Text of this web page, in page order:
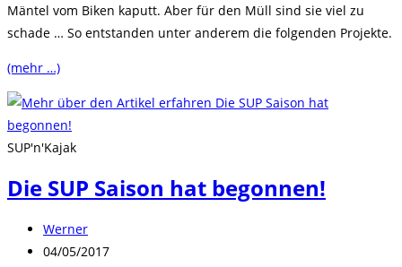
Mäntel vom Biken kaputt. Aber für den Müll sind sie viel zu
schade … So entstanden unter anderem die folgenden Projekte.
(mehr …)
SUP'n'Kajak
Die SUP Saison hat begonnen!
Beitrags-
Autor:
Werner
Beitrag
04/05/2017